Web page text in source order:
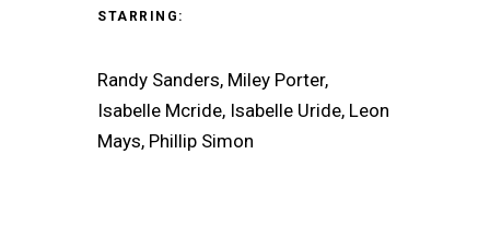
STARRING:
Randy Sanders, Miley Porter,
Isabelle Mcride, Isabelle Uride, Leon
Mays, Phillip Simon